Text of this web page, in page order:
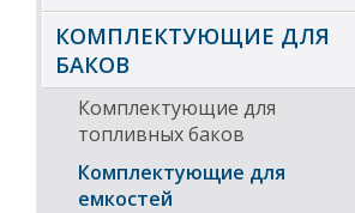
КОМПЛЕКТУЮЩИЕ ДЛЯ
БАКОВ
Комплектующие для
топливных баков
Комплектующие для
емкостей